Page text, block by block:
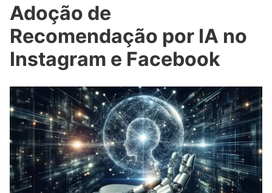
Adoção de
Recomendação por IA no
Instagram e Facebook